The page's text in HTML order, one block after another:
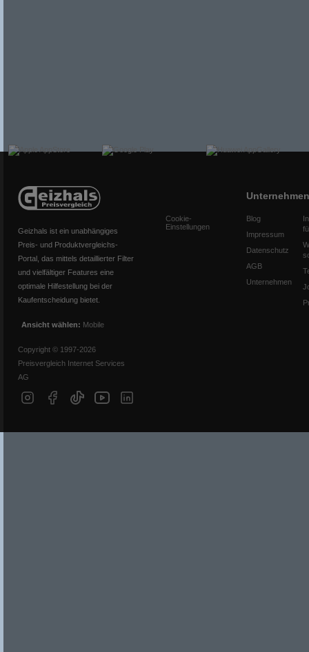
Geizhals ist ein unabhängiges
Preis- und Produktvergleichs-
Portal, das mittels detaillierter Filter
und vielfältiger Features eine
optimale Hilfestellung bei der
Kaufentscheidung bietet.
Ansicht wählen: Mobile
Copyright © 1997-2026
Preisvergleich Internet Services
AG
Cookie-
Einstellungen
Unternehmen
Blog
Impressum
Datenschutz
AGB
Unternehmen